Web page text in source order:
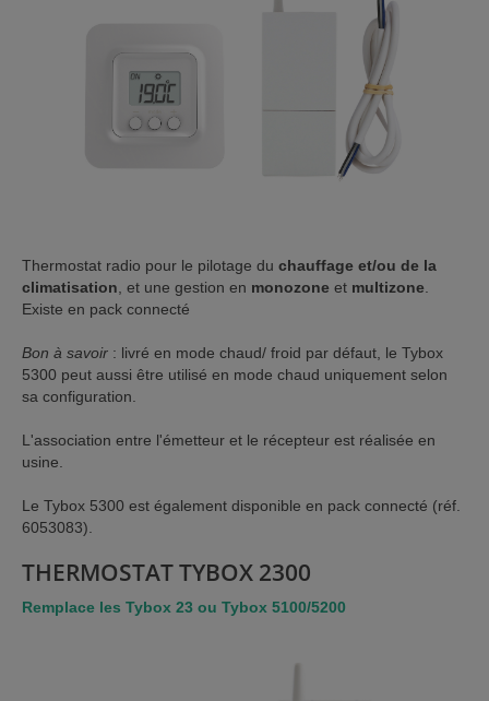
Thermostat radio pour le pilotage du chauffage et/ou de la
climatisation , et une gestion en monozone et multizone
Existe en pack connecté
Bon à savoir : livré en mode chaud/ froid par défaut, le Tybox
5300 peut aussi être utilisé en mode chaud uniquement selon
sa configuration.
L'association entre l'émetteur et le récepteur est réalisée en
usine.
Le Tybox 5300 est également disponible en pack connecté (réf.
6053083).
THERMOSTAT TYBOX 2300
Remplace les Tybox 23 ou Tybox 5100/5200